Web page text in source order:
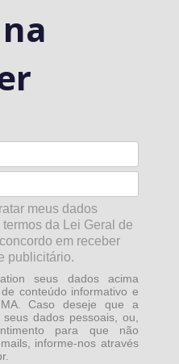
meus dados
da Lei Geral de
em receber
publicitário.
seus dados acima
conteúdo informativo e
Caso deseje que a
dados pessoais, ou,
para que não
informe-nos através
.